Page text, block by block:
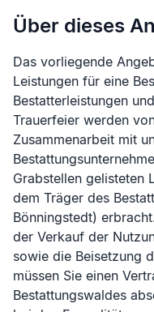
Über dieses
Das vorliegende
Leistungen für eine
Bestatterleistungen
Trauerfeier werden
Zusammenarbeit mit
Grabstellen gelisteten
dem Träger des
Bönningstedt)
der Verkauf der
sowie die Beisetzung
müssen Sie einen
Bestattungswaldes